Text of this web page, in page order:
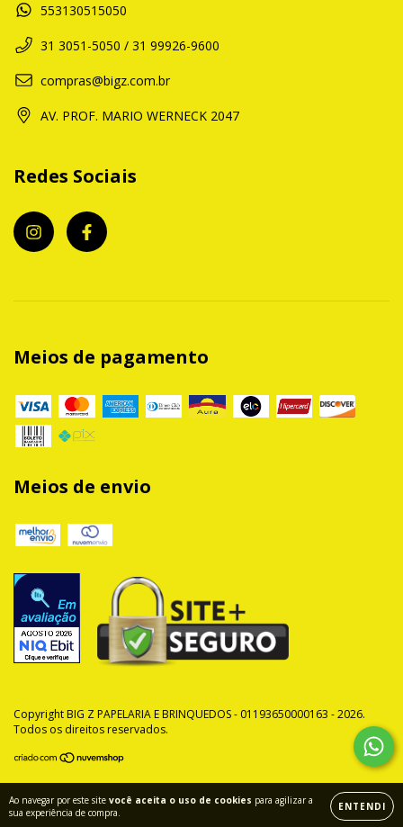
Ao navegar por este site você aceita o uso de cookies para agilizar a
sua experiência de compra.
ENTENDI
553130515050
31 3051-5050 / 31 99926-9600
compras@bigz.com.br
AV. PROF. MARIO WERNECK 2047
Redes Sociais
Meios de pagamento
Meios de envio
Copyright BIG Z PAPELARIA E BRINQUEDOS - 01193650000163 - 2026.
Todos os direitos reservados.